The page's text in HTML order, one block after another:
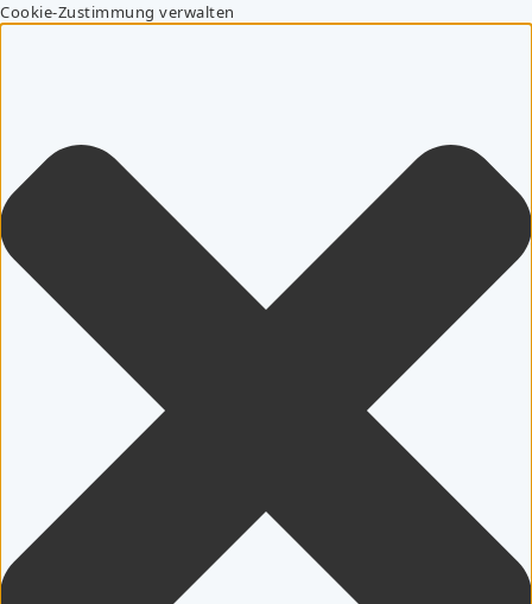
Cookie-Zustimmung verwalten